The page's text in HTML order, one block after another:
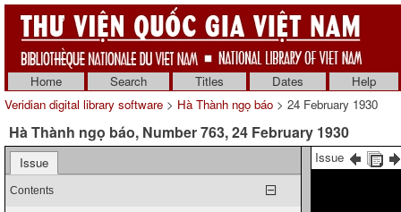
Home Search Titles Dates
Help
Veridian digital library software > Hà Thành ngọ báo > 24 February 1930
Hà Thành ngọ báo, Number 763, 24 February 1930
Issue
Contents
Issue